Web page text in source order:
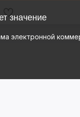
значение
электронной